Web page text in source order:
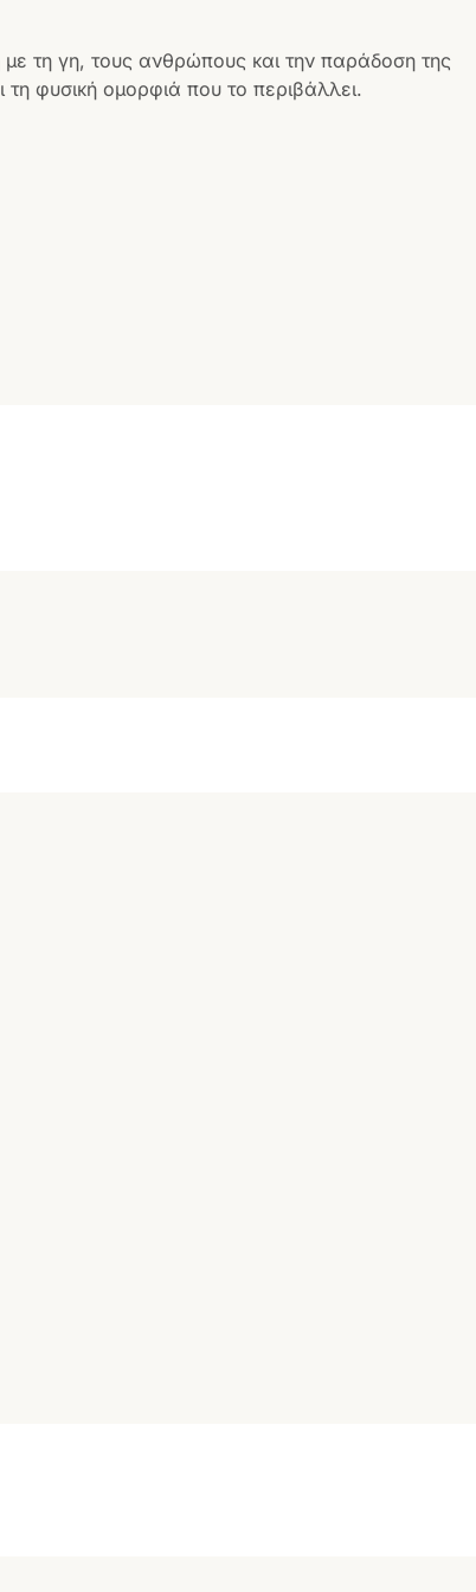
τη γη, τους ανθρώπους και την παράδοση της
φυσική ομορφιά που το περιβάλλει.